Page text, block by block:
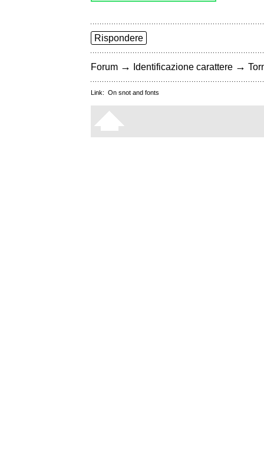
Rispondere
Forum → Identificazione carattere →
Link: On snot and fonts